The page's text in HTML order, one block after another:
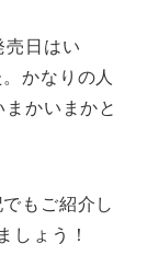
売日はい
かなりの人
かいまかと
もご紹介し
しょう！